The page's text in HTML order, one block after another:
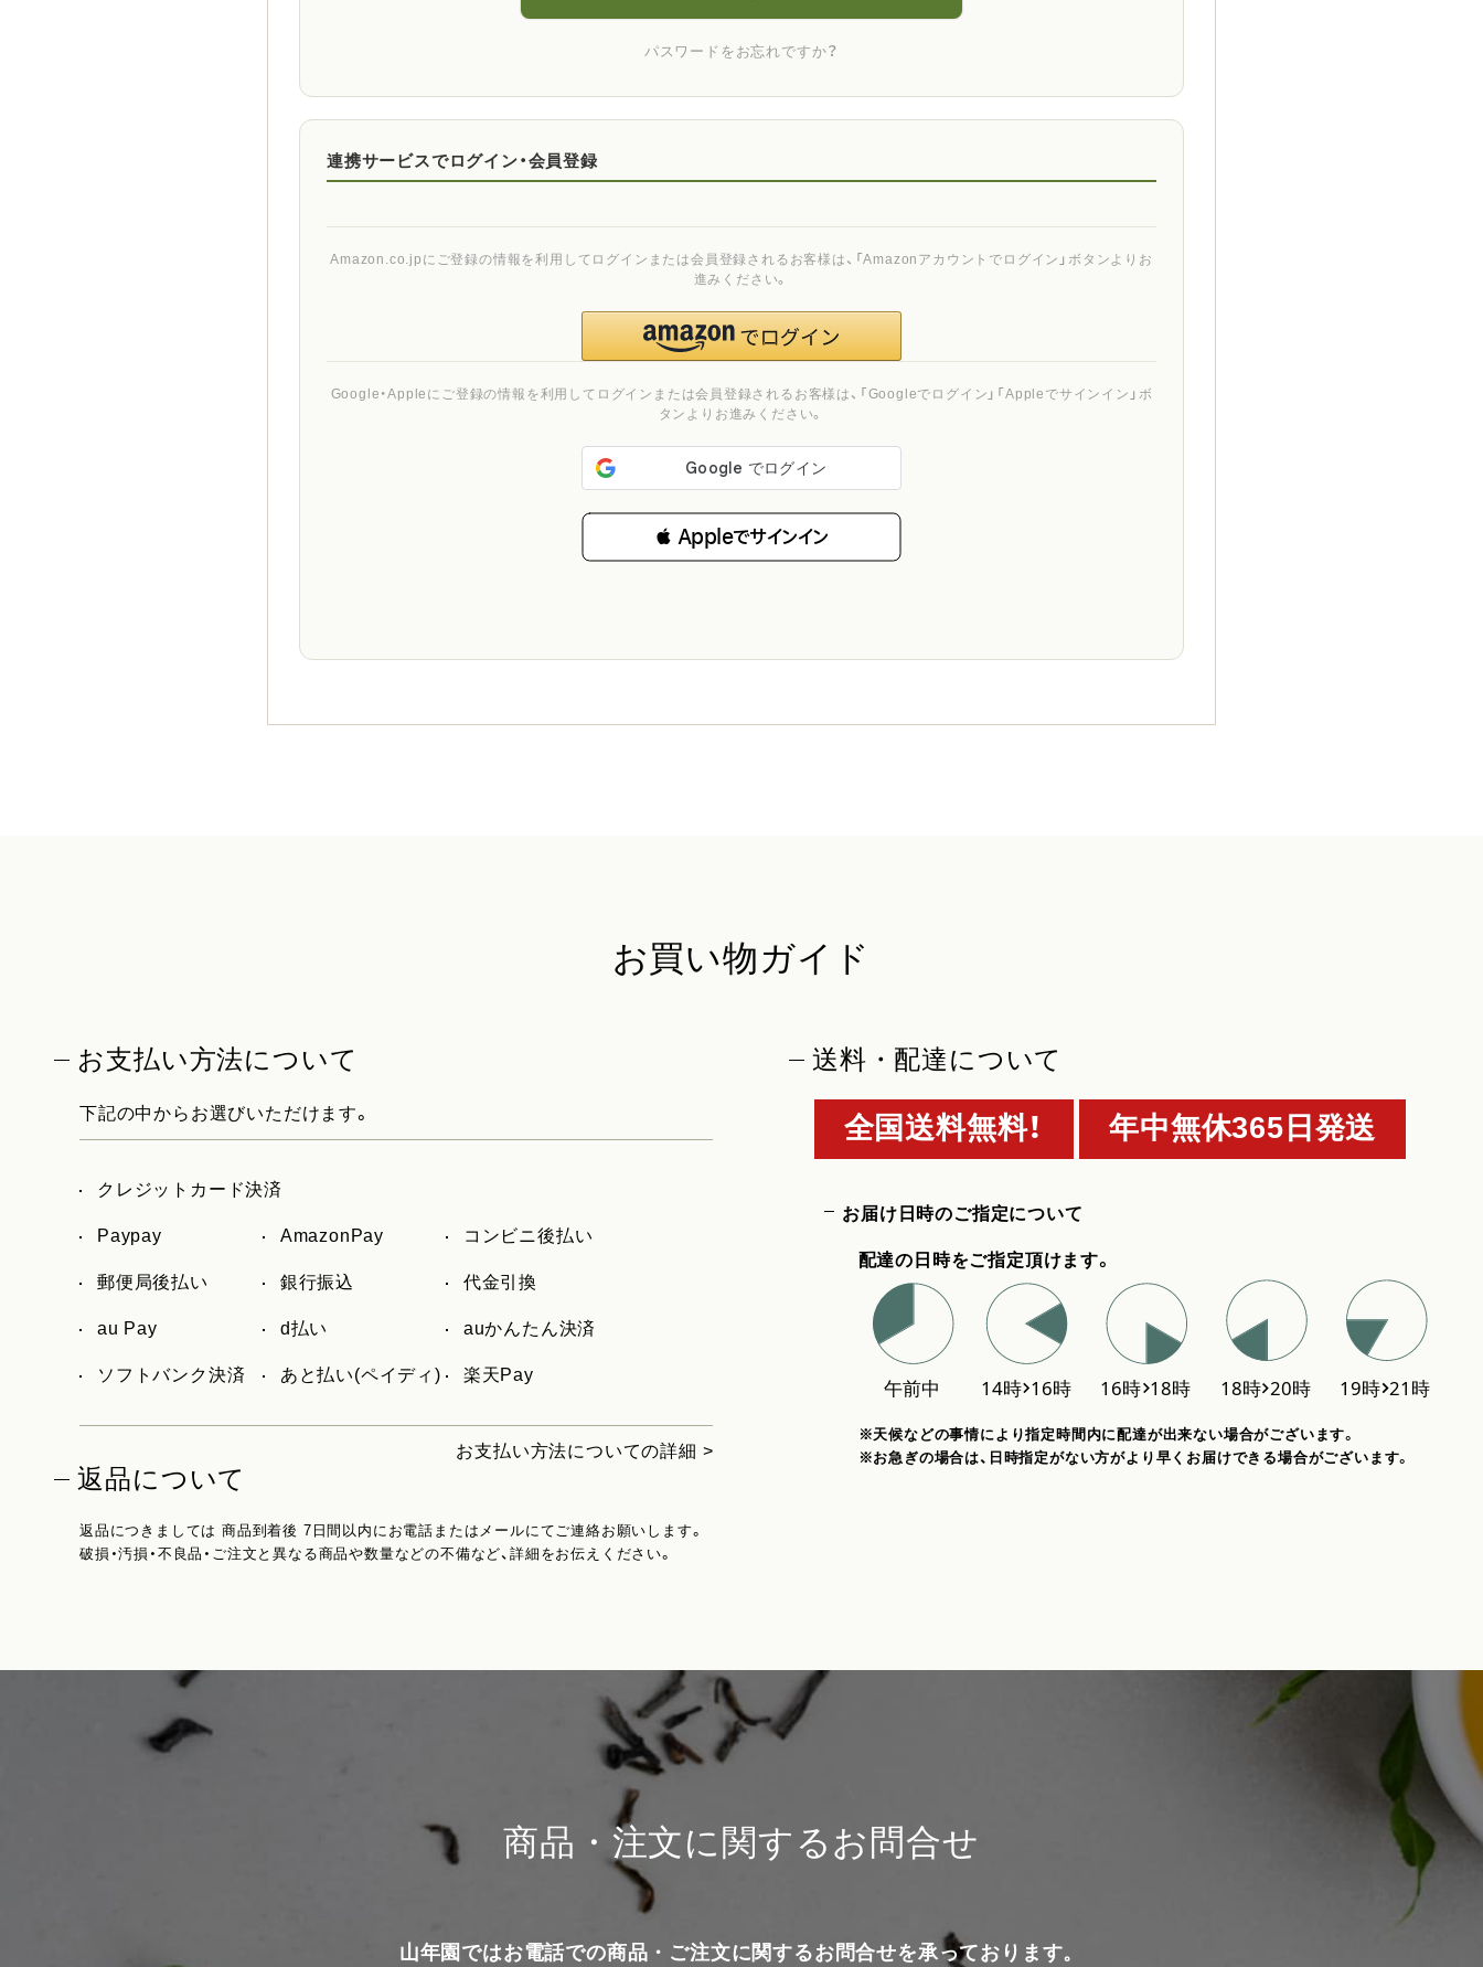
パスワードをお忘れですか？
連携サービスでログイン・会員登録
 Appleでサインイン
Google・Appleにご登録の情報を利用してログインまたは会員登録されるお客様は、「Googleでログイン」「Appleでサインイン」ボ
タンよりお進みください。
Amazon.co.jpにご登録の情報を利用してログインまたは会員登録されるお客様は、「Amazonアカウントでログイン」ボタンよりお
進みください。
お買い物ガイド
お支払い方法について
下記の中からお選びいただけます。
クレジットカード決済
Paypay AmazonPay コンビニ後払い
郵便局後払い 銀行振込 代金引換
au Pay d払い auかんたん決済
ソフトバンク決済 あと払い(ペイディ) 楽天Pay
お支払い方法についての詳細 >
返品について
返品につきましては 商品到着後 7日間以内にお電話またはメールにてご連絡お願いします。
破損・汚損・不良品・ご注文と異なる商品や数量などの不備など、詳細をお伝えください。
送料・配達について
全国送料無料！ 年中無休365日発送
お届け日時のご指定について
配達の日時をご指定頂けます。
※天候などの事情により指定時間内に配達が出来ない場合がございます。
※お急ぎの場合は、日時指定がない方がより早くお届けできる場合がございます。
商品・注文に関するお問合せ
山年園ではお電話での商品・ご注文に関するお問合せを承っております。